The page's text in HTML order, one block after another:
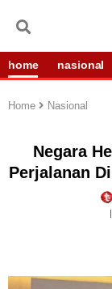
home nasional
Home Nasional
Negara
Perjalanan